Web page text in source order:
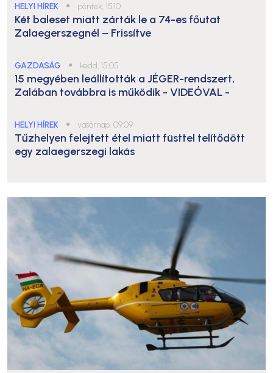
HELYI HÍREK ● péntek, 15:10
Két baleset miatt zárták le a 74-es főutat
Zalaegerszegnél – Frissítve
GAZDASÁG ● kedd, 15:05
15 megyében leállították a JÉGER-rendszert,
Zalában továbbra is működik - VIDEÓVAL -
HELYI HÍREK ● vasárnap, 09:09
Tűzhelyen felejtett étel miatt füsttel telítődött
egy zalaegerszegi lakás